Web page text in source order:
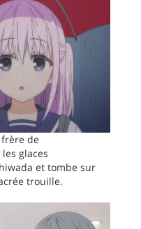
de
glaces
et tombe sur
trouille.